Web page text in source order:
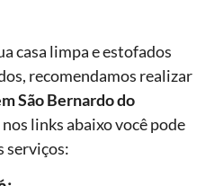
casa limpa e estofados
recomendamos realizar
São Bernardo do
links abaixo você pode
serviços: